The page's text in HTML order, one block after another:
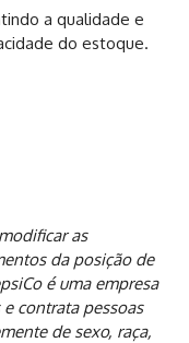
a qualidade e
do estoque.
as
da posição de
é uma empresa
contrata pessoas
de sexo, raça,